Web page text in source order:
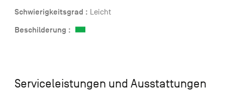
Schwierigkeitsgrad : Leicht
Beschilderung :
Serviceleistungen und Ausstattungen